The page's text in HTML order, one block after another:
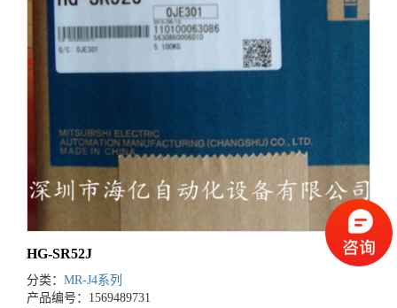
HG-SR52J
分类： MR-J4系列
产品编号：1569489731